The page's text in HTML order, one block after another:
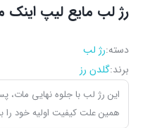
رژ لب مایع لیپ اینک
دسته:رژ لب
برند:گلدن رز
این رژ لب با جلوه نهایی
همین علت کیفیت اولیه خود